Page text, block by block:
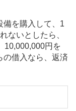
備を購入して、1
ないとしたら、
10,000,000円を
の借入なら、返済